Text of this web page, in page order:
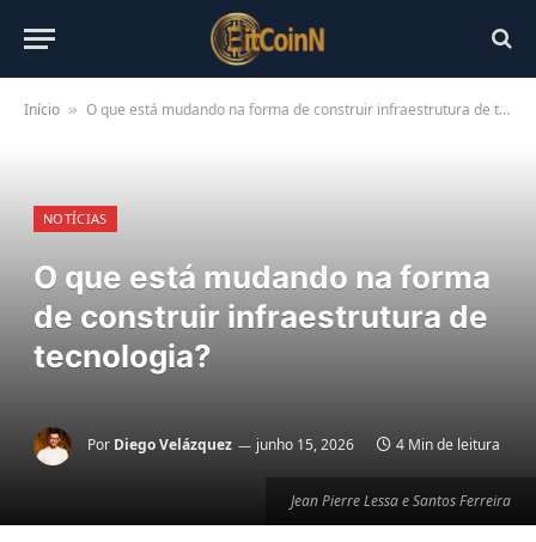
Início » O que está mudando na forma de construir infraestrutura de tecnologia?
Jean Pierre Lessa e Santos Ferreira
NOTÍCIAS
O que está mudando na forma
de construir infraestrutura de
tecnologia?
Por Diego Velázquez junho 15, 2026 4 Min de leitura